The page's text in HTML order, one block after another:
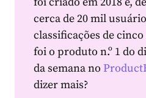
cerca de 20 mil
classificações de
foi o produto n.º 1 do
da semana no
dizer mais?